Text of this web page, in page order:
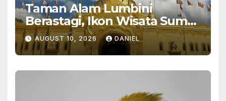
Taman Alam Lumbini
Berastagi, Ikon Wisata Sumut
2026
AUGUST 10, 2026 DANIEL